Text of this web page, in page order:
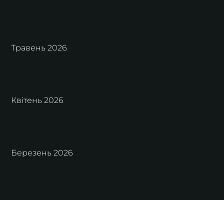
Травень 2026
Квітень 2026
Березень 2026